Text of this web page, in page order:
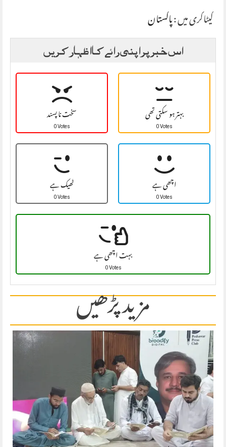
کیٹاگری میں :پاکستان
اس خبر پر اپنی رائے کا اظہار کریں
سخت نا پسند
0 Votes بہتر ہو سکتی تھی
0 Votes
ٹھیک ہے
0 Votes اچھی ہے
0 Votes
بہت اچھی ہے
0 Votes
مزید پڑھیں